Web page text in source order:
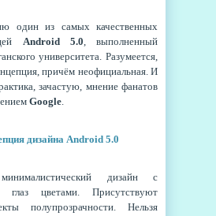
один из самых качественных
Android 5.0, выполненный
университета. Разумеется,
причём неофициальная. И
зачастую, мнение фанатов
Google.
дизайн с
цветами. Присутствуют
полупрозрачности. Нельзя